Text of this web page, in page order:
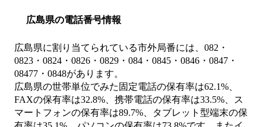
広島県の電話番号情報
広島県に割り当てられている市外局番には、082・
0823・0824・0826・0829・084・0845・0846・0847・
08477・0848があります。
広島県の世帯単位でみた固定電話の保有率は62.1%、
FAXの保有率は32.8%、携帯電話の保有率は33.5%、ス
マートフォンの保有率は89.7%、タブレット型端末の保